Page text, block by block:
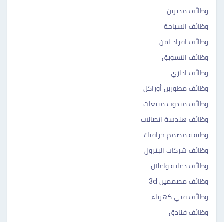
وظائف مديرين
وظائف السياحة
وظائف افراد امن
وظائف التسويق
وظائف اداري
وظائف مطورين أوراكل
وظائف مندوب مبيعات
وظائف هندسة اتصالات
وظيفة مصمم جرافيك
وظائف شركات البترول
وظائف دعاية واعلان
وظائف مصممين 3d
وظائف فني كهرباء
وظائف فنادق